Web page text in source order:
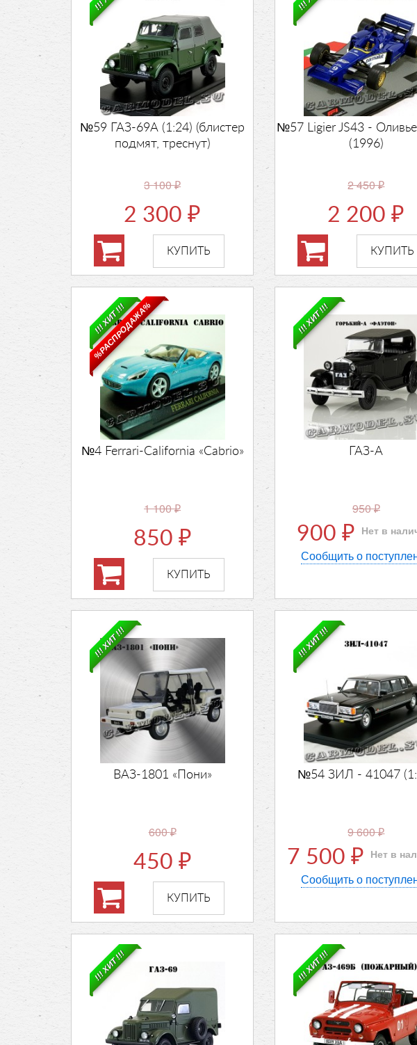
№59 ГАЗ-69А (1:24) (блистер
подмят, треснут)
3 100₽
2 300₽
№57 Ligier JS43 -
(1996)
2 450₽
2 200₽
!!! ХИТ !!!
%РАСПРОДАЖА%
№4 Ferrari-California «Cabrio»
1 100₽
850 ₽
!!! ХИТ !!!
ГАЗ-А
950₽
900 ₽ Нет в
Сообщить о
!!! ХИТ !!!
ВАЗ-1801 «Пони»
600₽
450 ₽
!!! ХИТ !!!
№54 ЗИЛ - 41047
9 600₽
7 500₽ Нет в
Сообщить о
!!! ХИТ !!! !!! ХИТ !!!